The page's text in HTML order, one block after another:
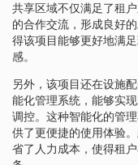
共享区域不仅满足了租
的合作交流，形成良好
得该项目能够更好地满
感。
另外，该项目还在设施
能化管理系统，能够实
调控。这种智能化的管
供了更便捷的使用体验
省了人力成本，使得租